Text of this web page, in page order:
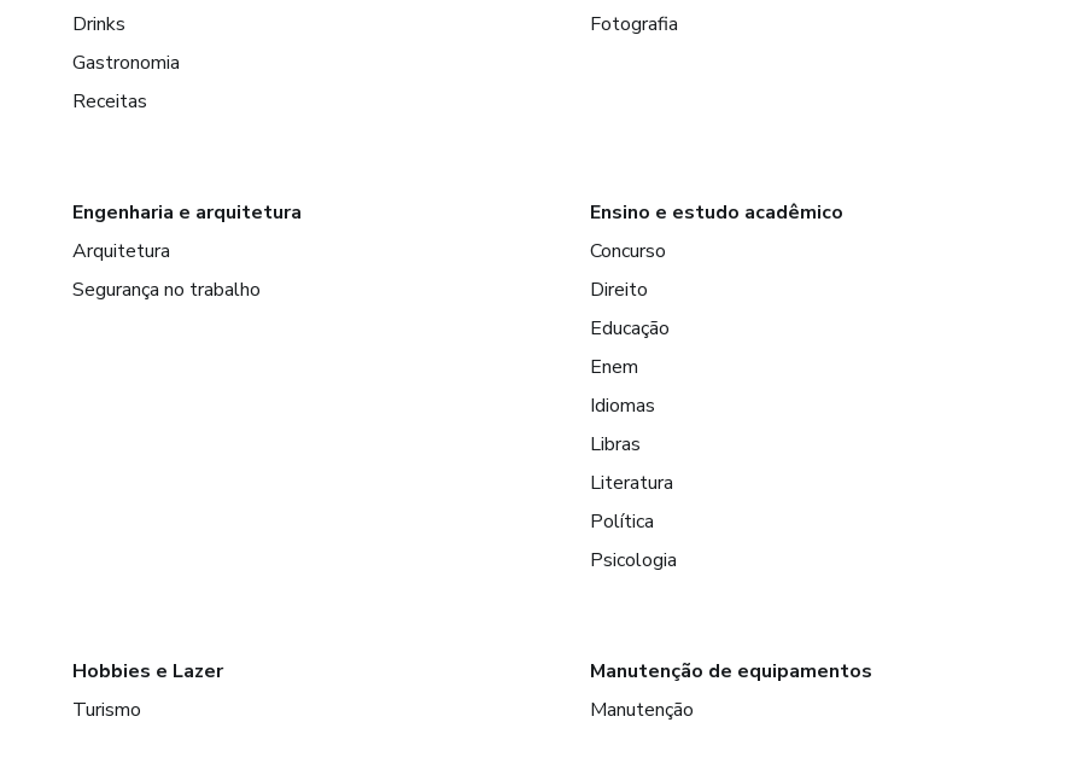
Drinks
Gastronomia
Receitas
Fotografia
Engenharia e arquitetura
Arquitetura
Segurança no trabalho
Ensino e estudo acadêmico
Concurso
Direito
Educação
Enem
Idiomas
Libras
Literatura
Política
Psicologia
Hobbies e Lazer
Turismo
Manutenção de equipamentos
Manutenção